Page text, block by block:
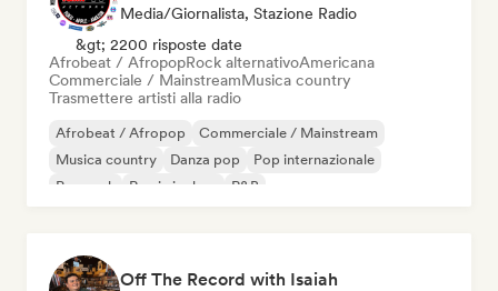
Media/Giornalista, Stazione Radio
&gt; 2200 risposte date
Afrobeat / AfropopRock alternativoAmericana
Commerciale / MainstreamMusica country
Trasmettere artisti alla radio
Afrobeat / Afropop
Commerciale / Mainstream
Musica country
Danza pop
Pop internazionale
Pop rock
Rap in inglese R&B
Off The Record with Isaiah